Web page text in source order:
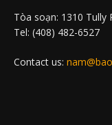
Tòa soạn: 1310 Tully
Tel: (408) 482-6527
Contact us: